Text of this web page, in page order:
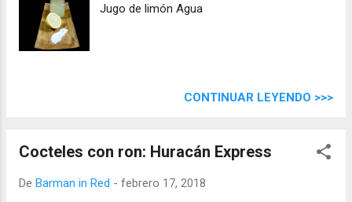
Jugo de limón Agua
CONTINUAR LEYENDO >>>
Cocteles con ron: Huracán Express
De Barman in Red - febrero 17, 2018